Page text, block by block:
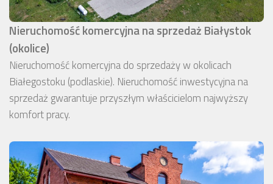
Nieruchomość komercyjna na sprzedaż Białystok
(okolice)
Nieruchomość komercyjna do sprzedaży w okolicach
Białegostoku (podlaskie). Nieruchomość inwestycyjna na
sprzedaż gwarantuje przyszłym właścicielom najwyższy
komfort pracy.